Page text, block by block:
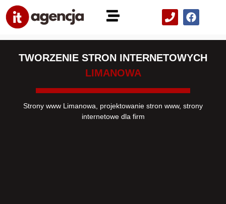
TWORZENIE STRON INTERNETOWYCH
LIMANOWA
Strony www Limanowa, projektowanie stron www, strony
internetowe dla firm